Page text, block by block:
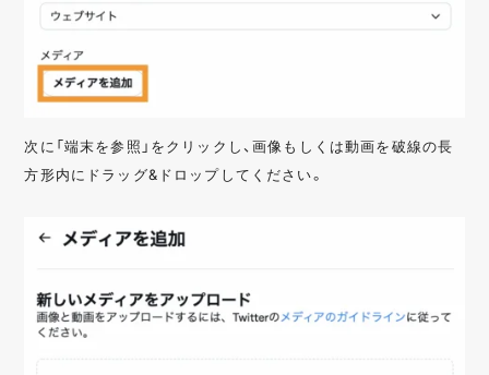
次に「端末を参照」をクリックし、画像もしくは動画を破線の長
方形内にドラッグ&ドロップしてください。